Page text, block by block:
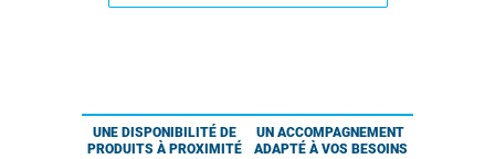
UNE DISPONIBILITÉ DE
PRODUITS À PROXIMITÉ
UN ACCOMPAGNEMENT
ADAPTÉ À VOS BESOINS